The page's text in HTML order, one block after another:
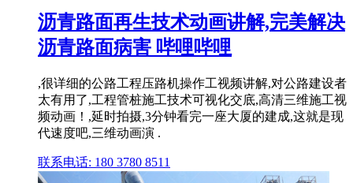
沥青路面再生技术动画讲解,完美解决
沥青路面病害 哔哩哔哩
,很详细的公路工程压路机操作工视频讲解,对公路建设者
太有用了,工程管桩施工技术可视化交底,高清三维施工视
频动画！,延时拍摄,3分钟看完一座大厦的建成,这就是现
代速度吧,三维动画演 .
联系电话: 180 3780 8511